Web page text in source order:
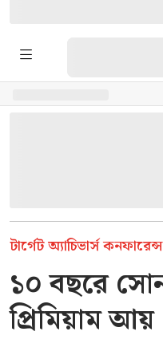
টার্গেট অ্যাচিভার্স কনফারেন্স
১০ বছরে
প্রিমিয়াম